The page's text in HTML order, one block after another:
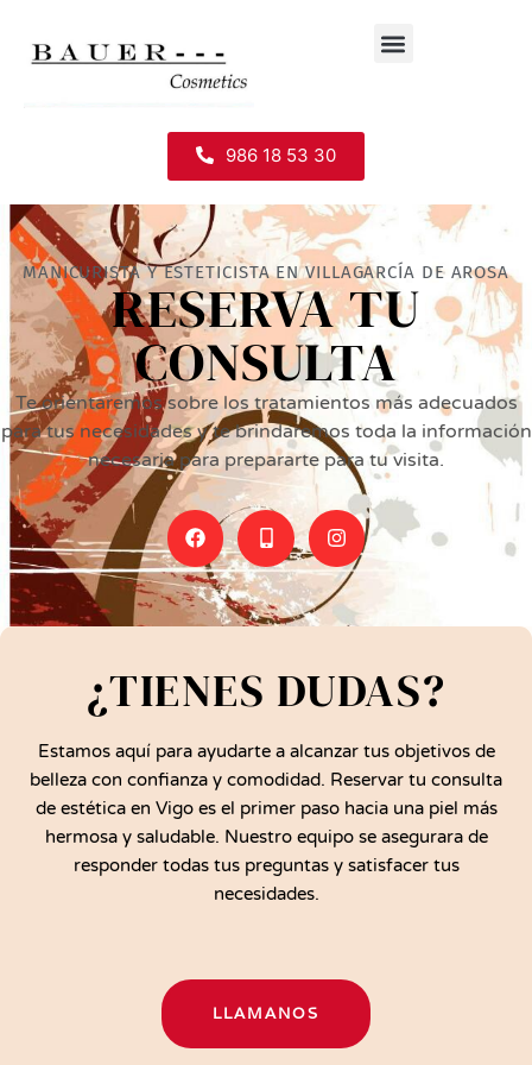
986 18 53 30
MANICURISTA Y ESTETICISTA EN VILLAGARCÍA DE AROSA
RESERVA TU
CONSULTA
Te orientaremos sobre los tratamientos más adecuados
para tus necesidades y te brindaremos toda la información
necesaria para prepararte para tu visita.
¿TIENES DUDAS?
Estamos aquí para ayudarte a alcanzar tus objetivos de
belleza con confianza y comodidad. Reservar tu consulta
de estética en Vigo es el primer paso hacia una piel más
hermosa y saludable. Nuestro equipo se asegurara de
responder todas tus preguntas y satisfacer tus
necesidades.
LLAMANOS